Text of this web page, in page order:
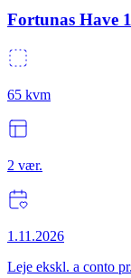
Fortunas Have
65 kvm
2 vær.
1.11.2026
Leje ekskl. a conto